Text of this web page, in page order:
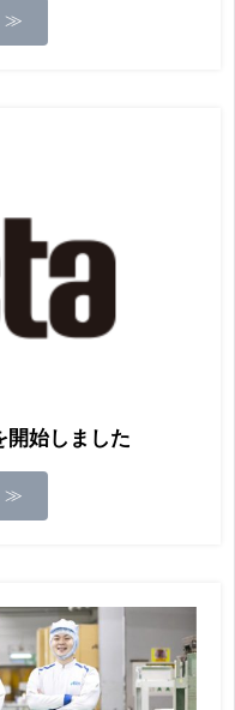
≫
開始しました
≫